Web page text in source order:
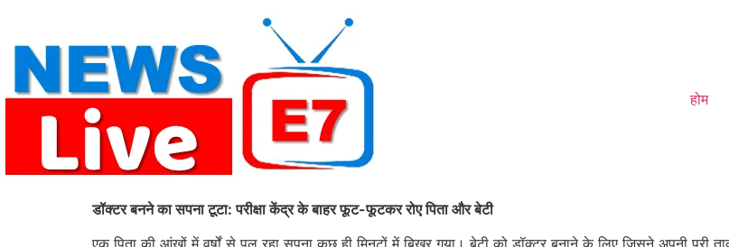
content
होम
डॉक्टर बनने का सपना टूटा: परीक्षा केंद्र के बाहर फूट-फूटकर रोए पिता और बेटी